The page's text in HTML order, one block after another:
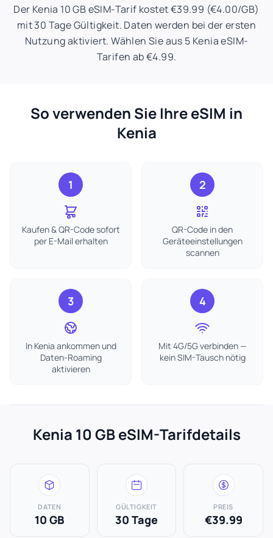
Der Kenia 10 GB eSIM-Tarif kostet €39.99 (€4.00/GB)
mit 30 Tage Gültigkeit. Daten werden bei der ersten
Nutzung aktiviert. Wählen Sie aus 5 Kenia eSIM-
Tarifen ab €4.99.
So verwenden Sie Ihre eSIM in
Kenia
1
Kaufen & QR-Code sofort
per E-Mail erhalten
2
QR-Code in den
Geräteeinstellungen
scannen
3
In Kenia ankommen und
Daten-Roaming
aktivieren
4
Mit 4G/5G verbinden —
kein SIM-Tausch nötig
Kenia 10 GB eSIM-Tarifdetails
DATEN
10 GB
GÜLTIGKEIT
30 Tage
PREIS
€39.99